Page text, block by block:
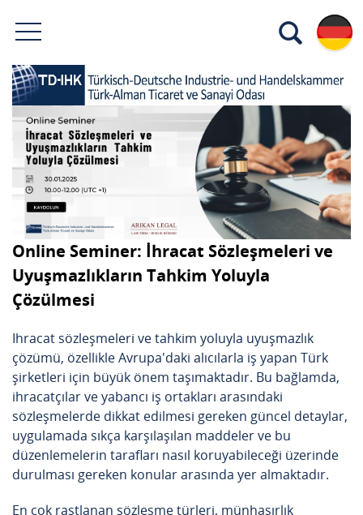
Online Seminer: İhracat Sözleşmeleri ve
Uyuşmazlıkların Tahkim Yoluyla
Çözülmesi
Ihracat sözleşmeleri ve tahkim yoluyla uyuşmazlık
çözümü, özellikle Avrupa'daki alıcılarla iş yapan Türk
şirketleri için büyük önem taşımaktadır. Bu bağlamda,
ihracatçılar ve yabancı iş ortakları arasındaki
sözleşmelerde dikkat edilmesi gereken güncel detaylar,
uygulamada sıkça karşılaşılan maddeler ve bu
düzenlemelerin tarafları nasıl koruyabileceği üzerinde
durulması gereken konular arasında yer almaktadır.
En çok rastlanan sözleşme türleri, münhasırlık